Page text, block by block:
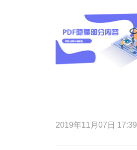
2019年11月07日 17:39